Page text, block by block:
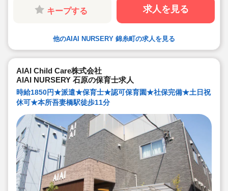
●子ども主体の温かみのある保育環境を大切にしていま
す。大型遊具や床暖房完備の快適な保育室など、充実し
た環境を整えています。
別療育も行っています。療育へのキャリアチェンジも可
制度を用意しています。
●宿舎借り上げ制度利用可能です！※敷金・礼金等会社が
負担してくださいます
キープする 求人を見る
他のAIAI NURSERY 錦糸町の求人を見る
AIAI Child Care株式会社
AIAI NURSERY 石原の保育士求人
時給1850円★派遣★保育士★認可保育園★社保完備★土日祝
休可★本所吾妻橋駅徒歩11分